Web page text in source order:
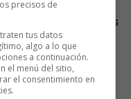
falta que tenga unos
celulitis, porque si es
una fotografía bella,
estado rebosante de
precisos de
tus datos
algo a lo que
a continuación.
el menú del sitio,
el consentimiento en